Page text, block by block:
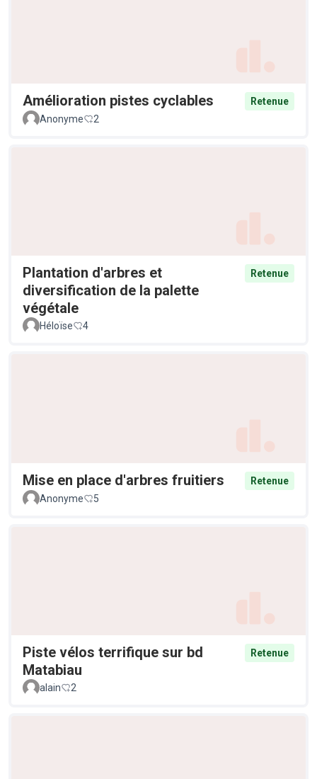
Amélioration pistes cyclables
Retenue
Anonyme
2
Plantation d'arbres et
diversification de la palette
végétale
Retenue
Héloïse 4
Mise en place d'arbres fruitiers
Retenue
Anonyme
5
Piste vélos terrifique sur bd
Matabiau
Retenue
alain 2